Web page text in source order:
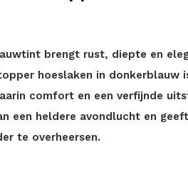
brengt rust, diepte en
hoeslaken in donkerblauw
comfort en een verfijnde
een heldere avondlucht en
te overheersen.